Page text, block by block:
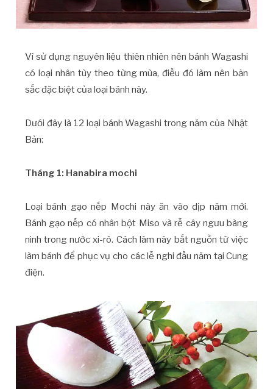
Vì sử dụng nguyên liệu thiên nhiên nên bánh Wagashi
có loại nhân tùy theo từng mùa, điều đó làm nên bản
sắc đặc biệt của loại bánh này.
Dưới đây là 12 loại bánh Wagashi trong năm của Nhật
Bản:
Tháng 1: Hanabira mochi
Loại bánh gạo nếp Mochi này ăn vào dịp năm mới.
Bánh gạo nếp có nhân bột Miso và rễ cây ngưu bàng
ninh trong nước xi-rô. Cách làm này bắt nguồn từ việc
làm bánh để phục vụ cho các lễ nghi đầu năm tại Cung
điện.